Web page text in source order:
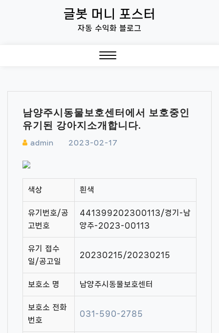
글봇 머니 포스터
자동 수익화 블로그
남양주시동물보호센터에서 보호중인
유기된 강아지소개합니다.
admin 2023-02-17
색상 흰색
유기번호/공
고번호
441399202300113/경기-남
양주-2023-00113
유기 접수
일/공고일
20230215/20230215
보호소 명 남양주시동물보호센터
보호소 전화
번호
031-590-2785